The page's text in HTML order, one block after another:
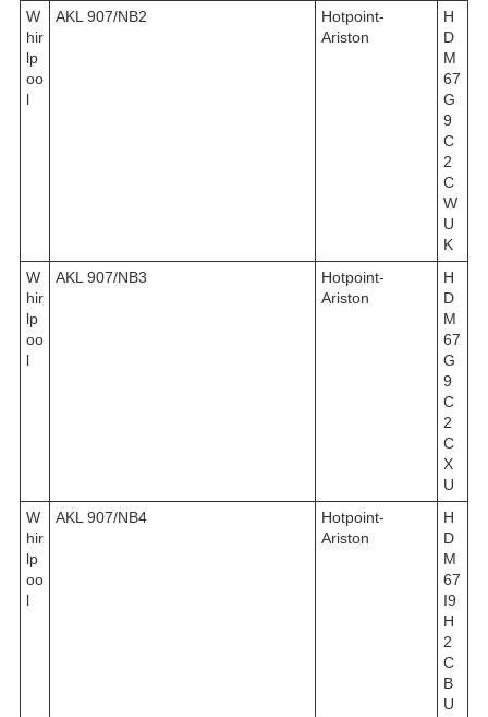
W
hir
lp
oo
l
AKL 907/NB2
Hotpoint-
Ariston
H
D
M
67
G
9
C
2
C
W
U
K
W
hir
lp
oo
l
AKL 907/NB3
Hotpoint-
Ariston
H
D
M
67
G
9
C
2
C
X
U
W
hir
lp
oo
l
AKL 907/NB4
Hotpoint-
Ariston
H
D
M
67
I9
H
2
C
B
U